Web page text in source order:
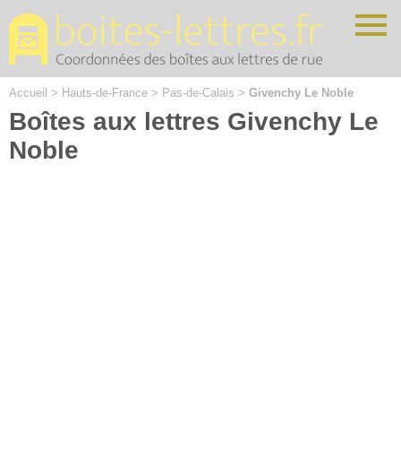
Accueil > Hauts-de-France > Pas-de-Calais > Givenchy Le Noble
Boîtes aux lettres Givenchy Le
Noble